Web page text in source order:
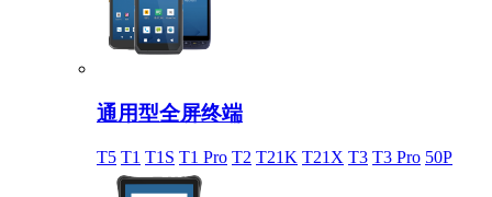
通用型全屏终端
T5 T1 T1S T1 Pro T2 T21K T21X T3 T3 Pro 50P